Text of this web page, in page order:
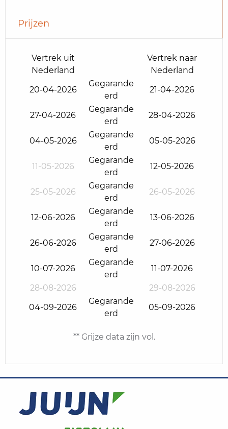
Prijzen
Vertrek uit
Nederland
Vertrek naar
Nederland
20-04-2026
Gegarande
erd
21-04-2026
27-04-2026
Gegarande
erd
28-04-2026
04-05-2026
Gegarande
erd
05-05-2026
11-05-2026
Gegarande
erd
12-05-2026
25-05-2026
Gegarande
erd
26-05-2026
12-06-2026
Gegarande
erd
13-06-2026
26-06-2026
Gegarande
erd
27-06-2026
10-07-2026
Gegarande
erd
11-07-2026
28-08-2026
29-08-2026
04-09-2026
Gegarande
erd
05-09-2026
** Grijze data zijn vol.